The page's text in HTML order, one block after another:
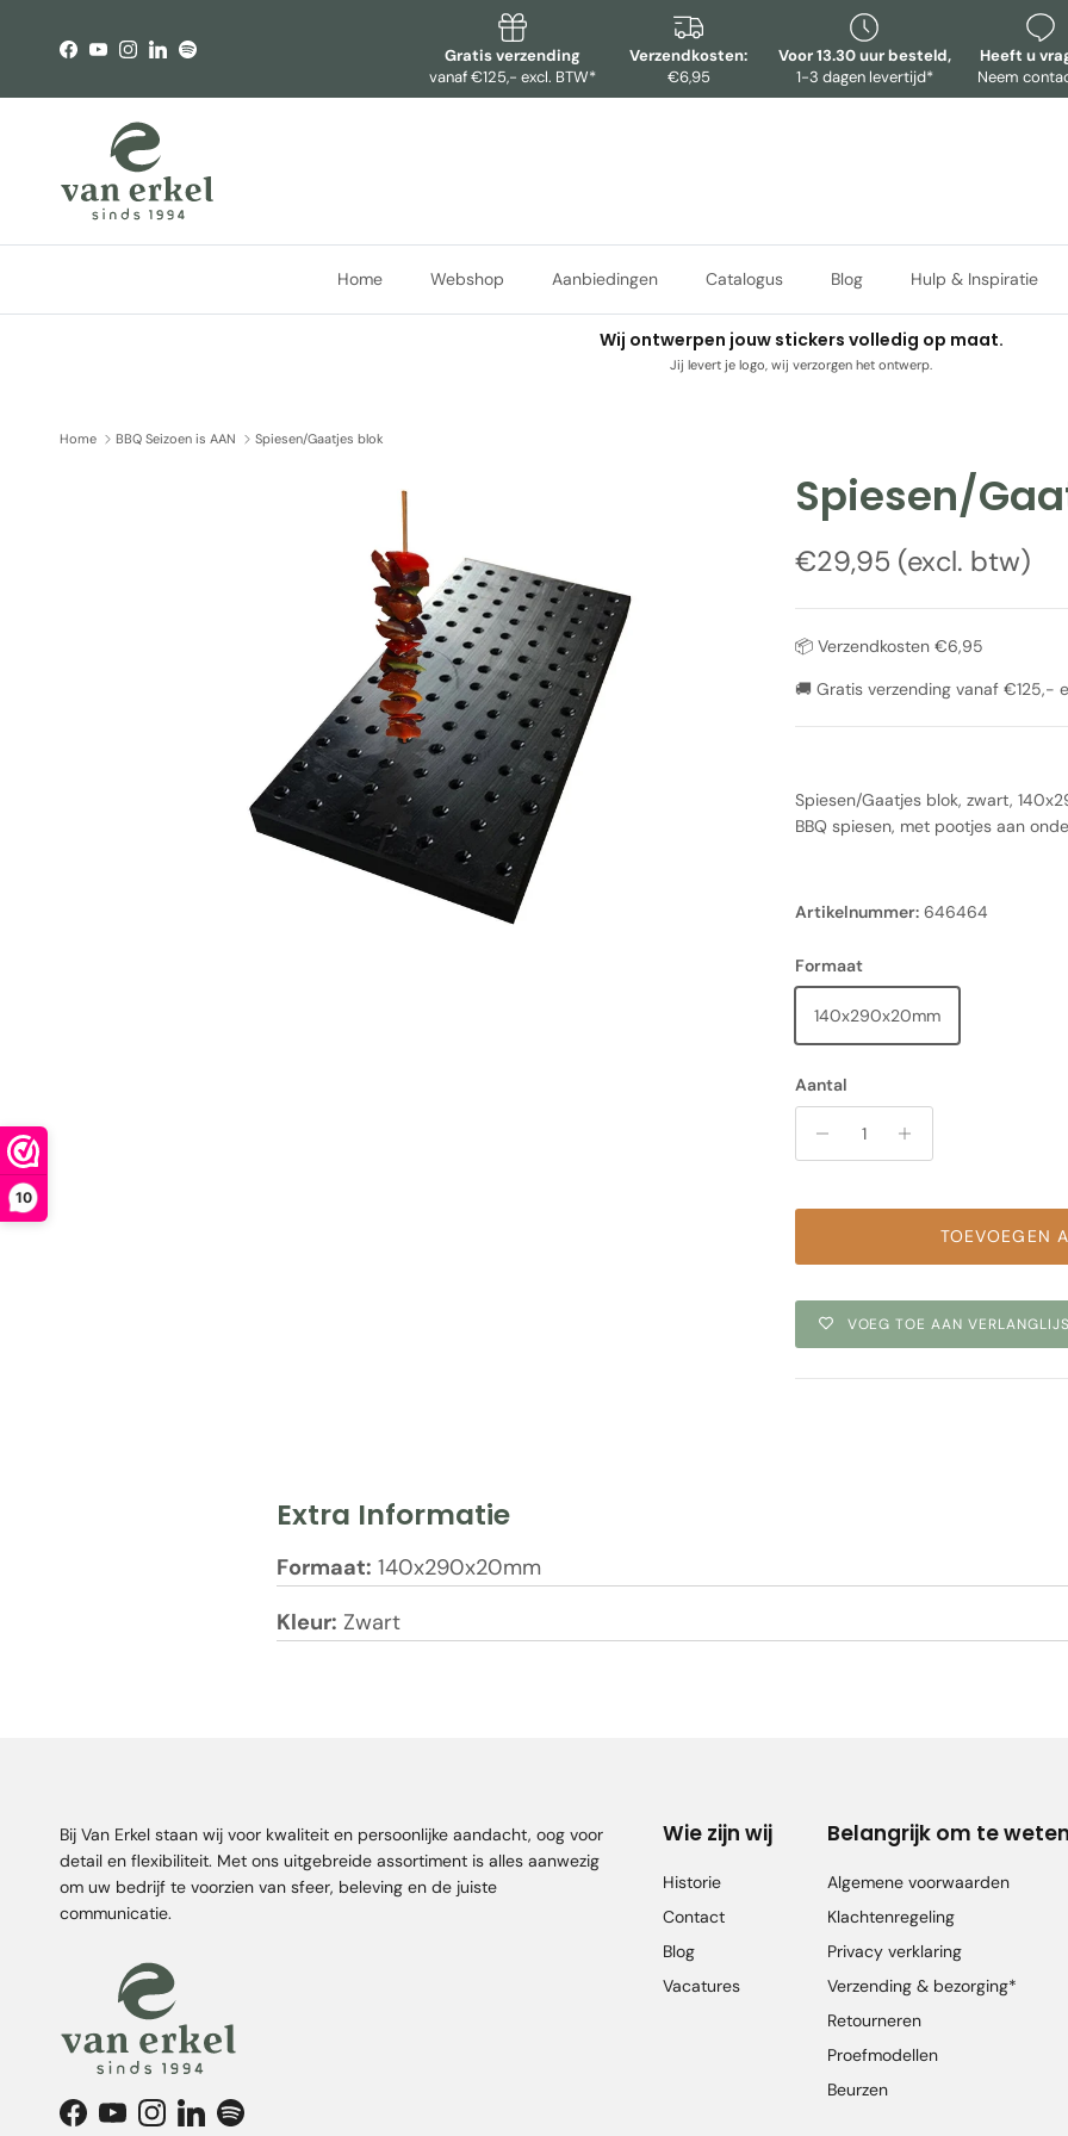
10
Facebook
YouTubeInstagram
LinkedInSpotify
Gratis verzending
vanaf €125,- excl. BTW*
Verzendkosten:
€6,95
Voor 13.30 uur besteld,
1-3 dagen levertijd*
Heeft u
Neem
Home Webshop Aanbiedingen Catalogus Blog Hulp & Inspiratie
Wij ontwerpen jouw stickers volledig op maat.
Jij levert je logo, wij verzorgen het ontwerp.
Home BBQ Seizoen is AAN Spiesen/Gaatjes blok
Spiesen/
Reguliere prijs
€29,95 (excl. btw)
📦 Verzendkosten €6,95
🚚 Gratis verzending vanaf €125,-
Spiesen/Gaatjes blok, zwart,
BBQ spiesen, met pootjes aan
Artikelnummer: 646464
Formaat
140x290x20mm
Aantal
TOEVOEGEN
VOEG TOE AAN
Extra Informatie
Formaat: 140x290x20mm
Kleur: Zwart
Bij Van Erkel staan wij voor kwaliteit en persoonlijke aandacht, oog voor
detail en flexibiliteit. Met ons uitgebreide assortiment is alles aanwezig
om uw bedrijf te voorzien van sfeer, beleving en de juiste
communicatie.
Facebook
YouTubeInstagram
LinkedInSpotify
Wie zijn wij
Historie
Contact
Blog
Vacatures
Belangrijk om te weten
Algemene voorwaarden
Klachtenregeling
Privacy verklaring
Verzending & bezorging*
Retourneren
Proefmodellen
Beurzen